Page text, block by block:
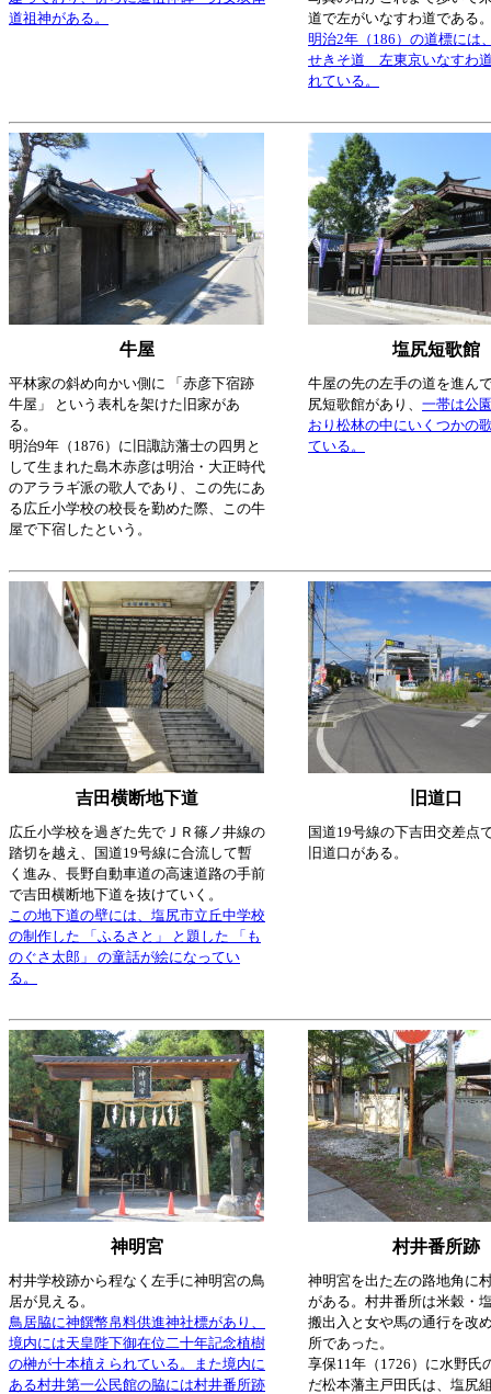
道祖神がある。
道で左がいなすわ道である
明治2年（186）の道標には
せきそ道 左東京いなすわ
れている。
牛屋 塩尻短歌館
平林家の斜め向かい側に 「赤彦下宿跡
牛屋」 という表札を架けた旧家があ
る。
明治9年（1876）に旧諏訪藩士の四男と
して生まれた島木赤彦は明治・大正時代
のアララギ派の歌人であり、この先にあ
る広丘小学校の校長を勤めた際、この牛
屋で下宿したという。
牛屋の先の左手の道を進ん
尻短歌館があり、 一帯は公
おり松林の中にいくつかの
ている。
吉田横断地下道 旧道口
広丘小学校を過ぎた先でＪＲ篠ノ井線の
踏切を越え、国道19号線に合流して暫
く進み、長野自動車道の高速道路の手前
で吉田横断地下道を抜けていく。
この地下道の壁には、塩尻市立丘中学校
の制作した 「ふるさと」 と題した 「も
のぐさ太郎」 の童話が絵になってい
る。
国道19号線の下吉田交差点
旧道口がある。
神明宮 村井番所跡
村井学校跡から程なく左手に神明宮の鳥
居が見える。
鳥居脇に神饌幣帛料供進神社標があり、
境内には天皇陛下御在位二十年記念植樹
の榊が十本植えられている。また境内に
ある村井第一公民館の脇には村井番所跡
神明宮を出た左の路地角に
がある。村井番所は米穀・
搬出入と女や馬の通行を改
所であった。
享保11年（1726）に水野氏
だ松本藩主戸田氏は、塩尻